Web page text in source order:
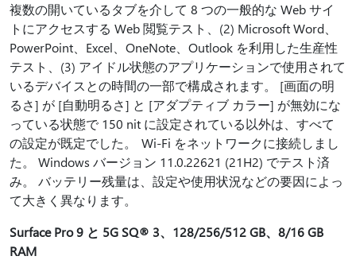
複数の開いているタブを介して 8 つの一般的な Web サイ
トにアクセスする Web 閲覧テスト、(2) Microsoft Word、
PowerPoint、Excel、OneNote、Outlook を利用した生産性
テスト、(3) アイドル状態のアプリケーションで使用されて
いるデバイスとの時間の一部で構成されます。 [画面の明
るさ] が [自動明るさ] と [アダプティブ カラー] が無効にな
っている状態で 150 nit に設定されている以外は、すべて
の設定が既定でした。 Wi-Fi をネットワークに接続しまし
た。 Windows バージョン 11.0.22621 (21H2) でテスト済
み。 バッテリー残量は、設定や使用状況などの要因によっ
て大きく異なります。
Surface Pro 9 と 5G SQ® 3、128/256/512 GB、8/16 GB
RAM